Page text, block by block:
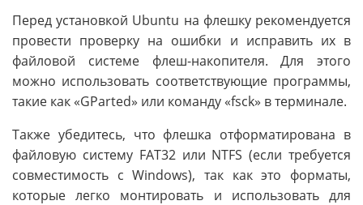
Перед установкой Ubuntu на флешку рекомендуется
провести проверку на ошибки и исправить их в
файловой системе флеш-накопителя. Для этого
можно использовать соответствующие программы,
такие как «GParted» или команду «fsck» в терминале.
Также убедитесь, что флешка отформатирована в
файловую систему FAT32 или NTFS (если требуется
совместимость с Windows), так как это форматы,
которые легко монтировать и использовать для